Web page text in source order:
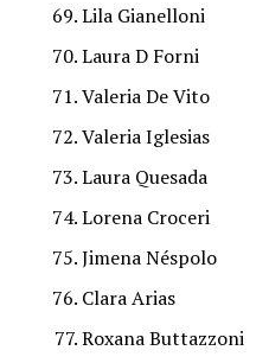
Lila Gianelloni
Laura D Forni
Valeria De Vito
Valeria Iglesias
Laura Quesada
Lorena Croceri
Jimena Néspolo
Clara Arias
Roxana Buttazzoni